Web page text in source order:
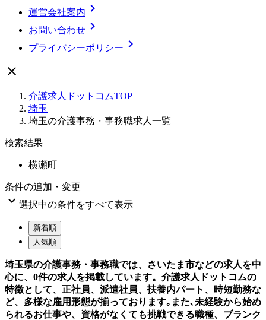
運営会社案内 
お問い合わせ 
プライバシーポリシー 

介護求人ドットコムTOP
埼玉
埼玉の介護事務・事務職求人一覧
検索結果
横瀬町
条件の追加・変更
 選択中の条件をすべて表示
新着順
人気順
埼玉県の介護事務・事務職では、さいたま市などの求人を中
心に、0件の求人を掲載しています。介護求人ドットコムの
特徴として、正社員、派遣社員、扶養内パート、時短勤務な
ど、多様な雇用形態が揃っております｡また､未経験から始め
られるお仕事や、資格がなくても挑戦できる職種、ブランク